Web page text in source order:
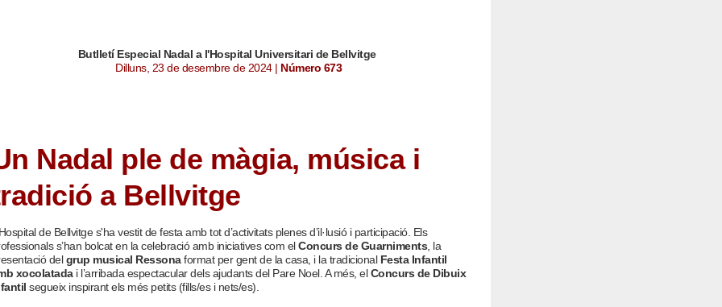
Butlletí Especial Nadal a l'Hospital Universitari de Bellvitge
Dilluns, 23 de desembre de 2024 | Número 673
Nadal ple de màgia, música i
a Bellvitge
de Bellvitge s'ha vestit de festa amb tot d’activitats plenes d’il·lusió i participació. Els
s’han bolcat en la celebració amb iniciatives com elConcurs de Guarniments , la
delgrup musical Ressonaformat per gent de la casa, i la tradicional Festa Infantil
xocolatadai l’arribada espectacular dels ajudants del Pare Noel. A més, elConcurs de Dibuix
segueix inspirant els més petits (fills/es i nets/es).